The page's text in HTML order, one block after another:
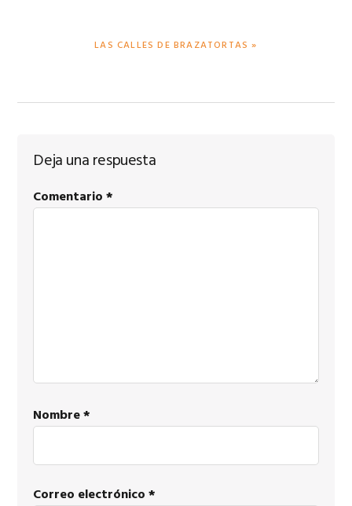
PUBLICACIÓN
LAS CALLES DE BRAZATORTAS »
Interacciones
con
los
Deja una respuesta
Comentario*
Nombre*
Correo electrónico*